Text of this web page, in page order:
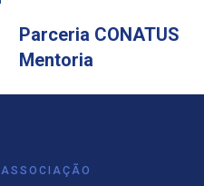
Parceria CONATUS
Mentoria
ASSOCIAÇÃO